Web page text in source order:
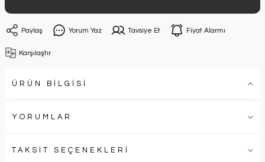
Paylaş Yorum Yaz Tavsiye Et Fiyat Alarmı
Karşılaştır
ÜRÜN BİLGİSİ
YORUMLAR
TAKSİT SEÇENEKLERİ